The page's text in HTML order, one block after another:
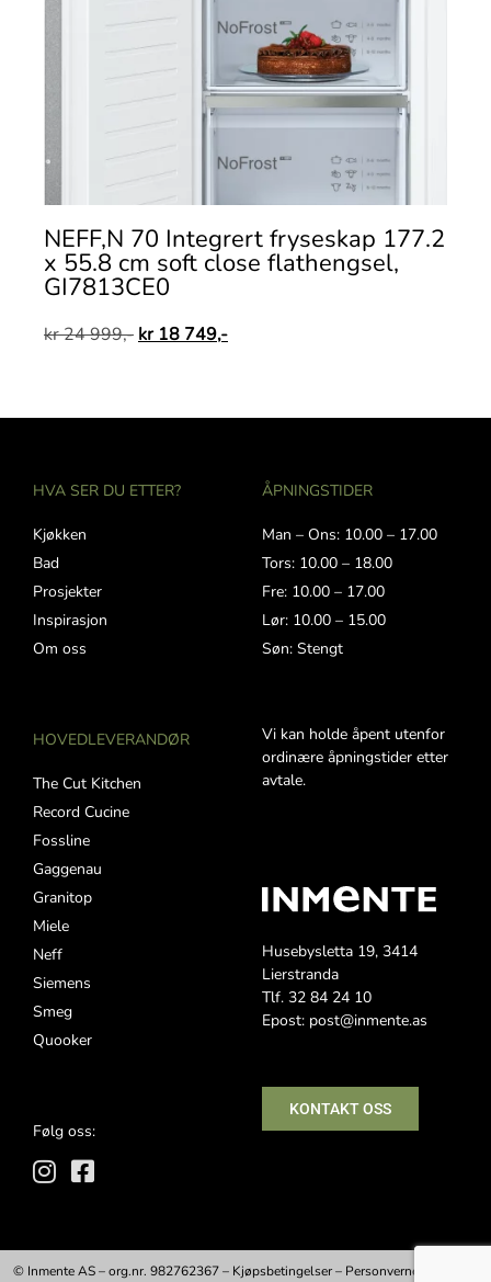
NEFF,N 70 Integrert fryseskap 177.2
x 55.8 cm soft close flathengsel,
GI7813CE0
kr24 999,- kr18 749,-
HVA SER DU ETTER?
Kjøkken
Bad
Prosjekter
Inspirasjon
Om oss
HOVEDLEVERANDØR
The Cut Kitchen
Record Cucine
Fossline
Gaggenau
Granitop
Miele
Neff
Siemens
Smeg
Quooker
Følg oss:
ÅPNINGSTIDER
Man – Ons: 10.00 – 17.00
Tors: 10.00 – 18.00
Fre: 10.00 – 17.00
Lør: 10.00 – 15.00
Søn: Stengt
Vi kan holde åpent utenfor
ordinære åpningstider etter
avtale.
Husebysletta 19, 3414
Lierstranda
Tlf. 32 84 24 10
Epost: post@inmente.as
KONTAKT OSS
© Inmente AS – org.nr. 982762367 – Kjøpsbetingelser– Personvernerklæring